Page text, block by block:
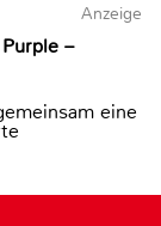
Anzeige
–
eine